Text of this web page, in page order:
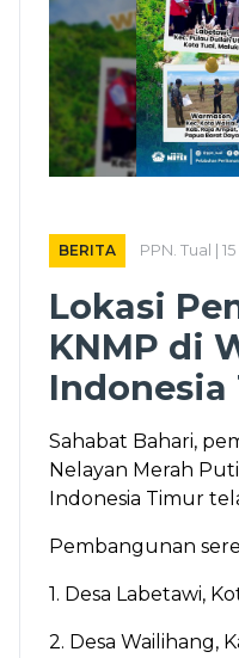
BERITA PPN. Tual |
Lokasi
KNMP di
Sahabat Bahari,
Nelayan Merah
Indonesia Timur
Pembangunan
1. Desa Labetawi,
2. Desa Wailihang,